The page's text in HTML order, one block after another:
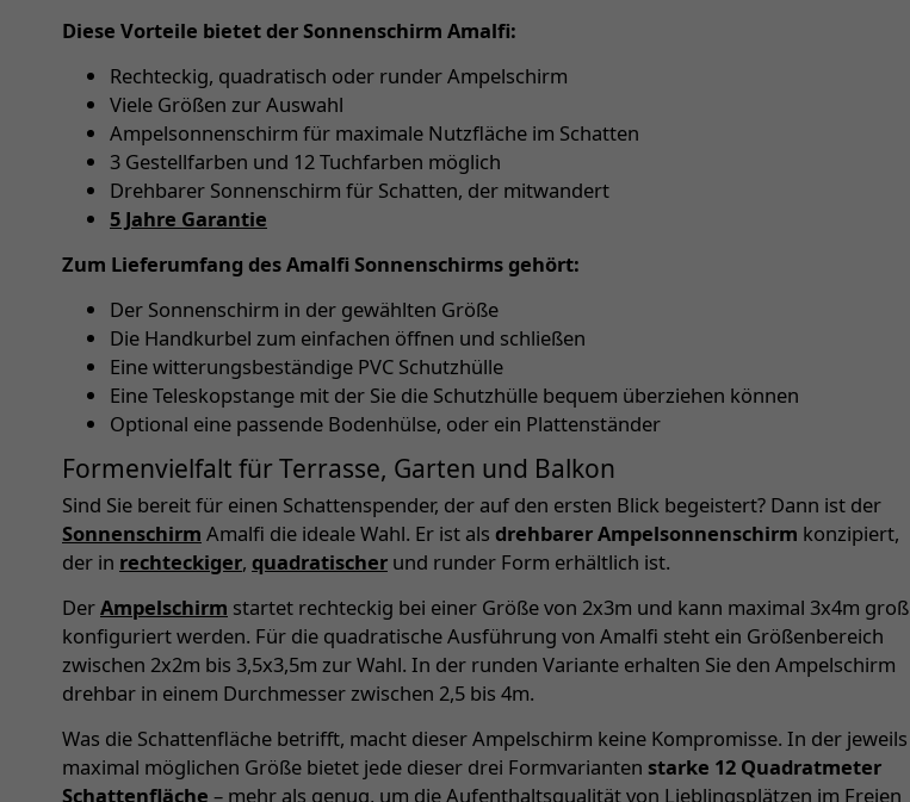
Diese Vorteile bietet der Sonnenschirm Amalfi:
Rechteckig, quadratisch oder runder Ampelschirm
Viele Größen zur Auswahl
Ampelsonnenschirm für maximale Nutzfläche im Schatten
3 Gestellfarben und 12 Tuchfarben möglich
Drehbarer Sonnenschirm für Schatten, der mitwandert
5 Jahre Garantie
Zum Lieferumfang des Amalfi Sonnenschirms gehört:
Der Sonnenschirm in der gewählten Größe
Die Handkurbel zum einfachen öffnen und schließen
Eine witterungsbeständige PVC Schutzhülle
Eine Teleskopstange mit der Sie die Schutzhülle bequem überziehen können
Optional eine passende Bodenhülse, oder ein Plattenständer
Formenvielfalt für Terrasse, Garten und Balkon
Sind Sie bereit für einen Schattenspender, der auf den ersten Blick begeistert? Dann ist der
Sonnenschirm Amalfi die ideale Wahl. Er ist als drehbarer Ampelsonnenschirm konzipiert,
der in rechteckiger, quadratischer und runder Form erhältlich ist.
DerAmpelschirm startet rechteckig bei einer Größe von 2x3m und kann maximal 3x4m groß
konfiguriert werden. Für die quadratische Ausführung von Amalfi steht ein Größenbereich
zwischen 2x2m bis 3,5x3,5m zur Wahl. In der runden Variante erhalten Sie den Ampelschirm
drehbar in einem Durchmesser zwischen 2,5 bis 4m.
Was die Schattenfläche betrifft, macht dieser Ampelschirm keine Kompromisse. In der jeweils
maximal möglichen Größe bietet jede dieser drei Formvarianten starke 12 Quadratmeter
Schattenfläche – mehr als genug, um die Aufenthaltsqualität von Lieblingsplätzen im Freien